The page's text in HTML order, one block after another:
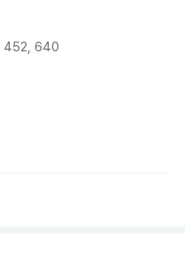
452, 640